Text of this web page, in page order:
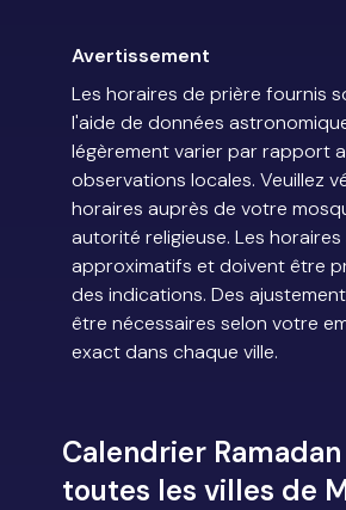
Avertissement
Les horaires de prière fournis
l'aide de données
légèrement varier par rapport
observations locales. Veuillez
horaires auprès de votre
autorité religieuse. Les
approximatifs et doivent être
des indications. Des
être nécessaires selon votre
exact dans chaque ville.
Calendrier
toutes les villes de